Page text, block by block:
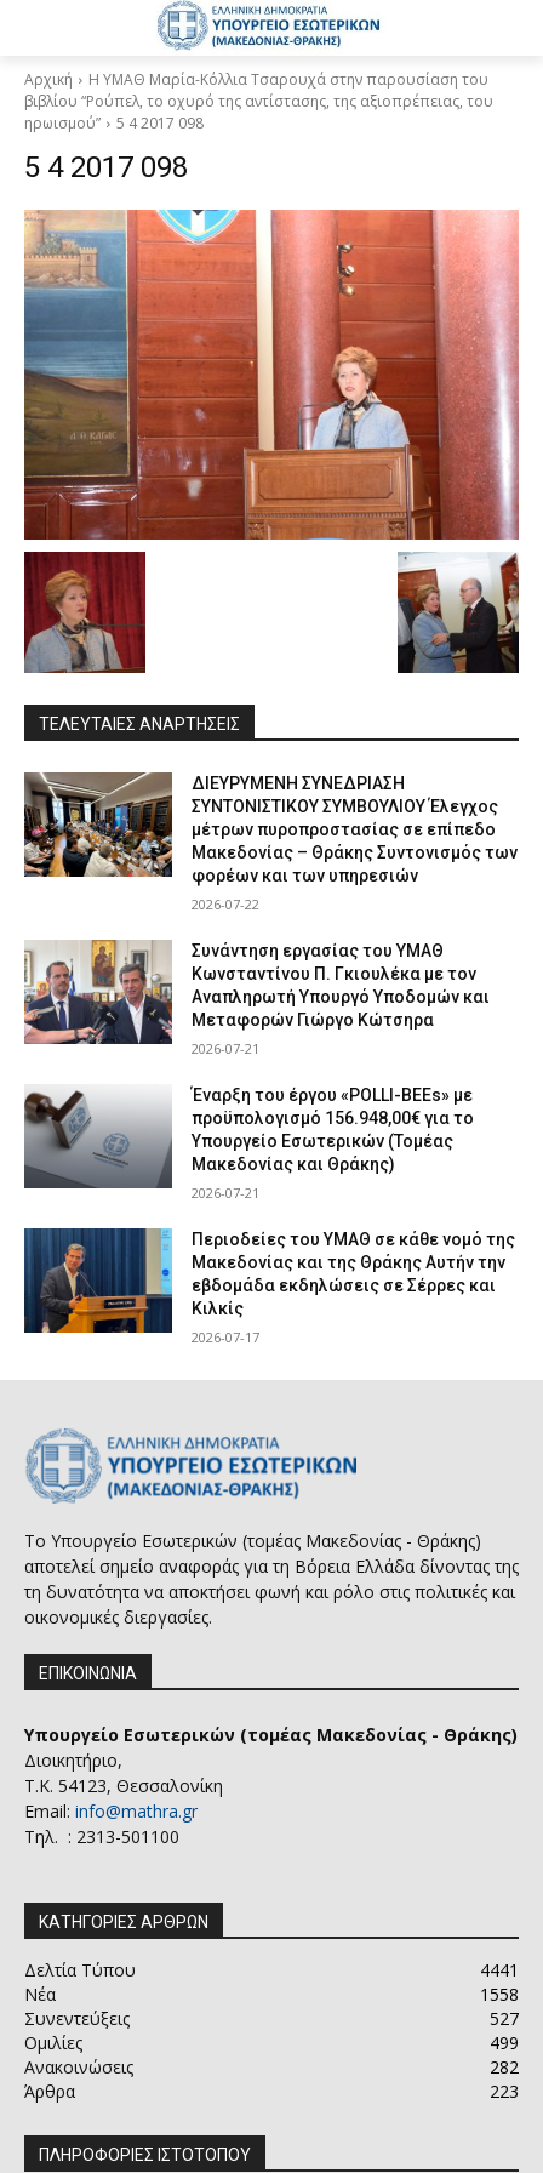
Αρχική
H ΥΜΑΘ Μαρία-Κόλλια Τσαρουχά στην παρουσίαση του
βιβλίου “Ρούπελ, το οχυρό της αντίστασης, της αξιοπρέπειας, του
ηρωισμού”
5 4 2017 098
5 4 2017 098
ΤΕΛΕΥΤΑΙΕΣ ΑΝΑΡΤΗΣΕΙΣ
ΔΙΕΥΡΥΜΕΝΗ ΣΥΝΕΔΡΙΑΣΗ
ΣΥΝΤΟΝΙΣΤΙΚΟΥ ΣΥΜΒΟΥΛΙΟΥ Έλεγχος
μέτρων πυροπροστασίας σε επίπεδο
Μακεδονίας – Θράκης Συντονισμός των
φορέων και των υπηρεσιών
2026-07-22
Συνάντηση εργασίας του ΥΜΑΘ
Κωνσταντίνου Π. Γκιουλέκα με τον
Αναπληρωτή Υπουργό Υποδομών και
Μεταφορών Γιώργο Κώτσηρα
2026-07-21
Έναρξη του έργου «POLLI-BEEs» με
προϋπολογισμό 156.948,00€ για το
Υπουργείο Εσωτερικών (Τομέας
Μακεδονίας και Θράκης)
2026-07-21
Περιοδείες του ΥΜΑΘ σε κάθε νομό της
Μακεδονίας και της Θράκης Αυτήν την
εβδομάδα εκδηλώσεις σε Σέρρες και
Κιλκίς
2026-07-17
Το Υπουργείο Εσωτερικών (τομέας Μακεδονίας - Θράκης)
αποτελεί σημείο αναφοράς για τη Βόρεια Ελλάδα δίνοντας της
τη δυνατότητα να αποκτήσει φωνή και ρόλο στις πολιτικές και
οικονομικές διεργασίες.
ΕΠΙΚΟΙΝΩΝΙΑ
Υπουργείο Εσωτερικών (τομέας Μακεδονίας - Θράκης)
Διοικητήριο,
Τ.Κ. 54123, Θεσσαλονίκη
Email: info@mathra.gr
Τηλ. : 2313-501100
ΚΑΤΗΓΟΡΙΕΣ ΑΡΘΡΩΝ
Δελτία Τύπου
4441
Νέα
1558
Συνεντεύξεις
527
Ομιλίες
499
Ανακοινώσεις
282
Άρθρα
223
ΠΛΗΡΟΦΟΡΙΕΣ ΙΣΤΟΤΟΠΟΥ